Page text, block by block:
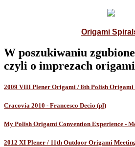
Origami
W poszukiwaniu
czyli o imprezach
2009 VIII Plener Origami / 8th Polish Origami
Cracovia 2010 - Francesco Decio (pl)
My Polish Origami Convention Experience -
2012 XI Plener / 11th Outdoor Origami